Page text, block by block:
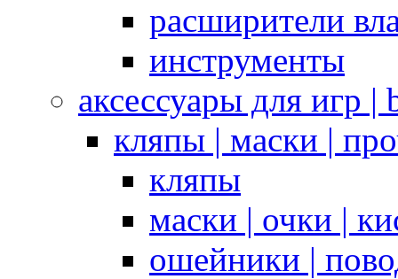
расширители
инструменты
аксессуары для игр |
кляпы | маски |
кляпы
маски | очки |
ошейники |